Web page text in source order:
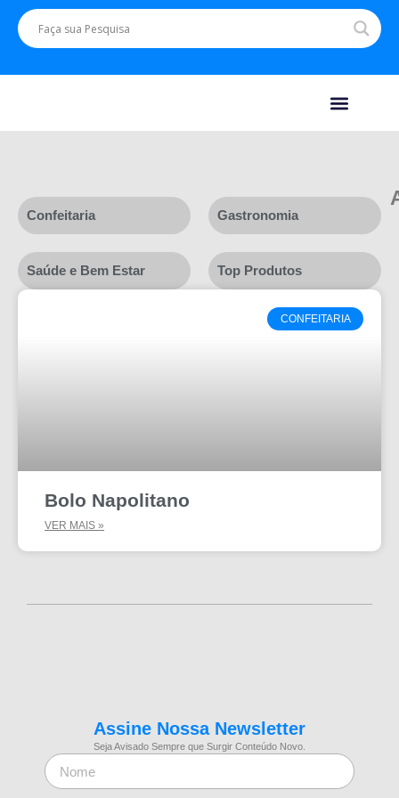
Confeitaria Gastronomia
Saúde e Bem Estar Top Produtos
CONFEITARIA
Bolo Napolitano
VER MAIS »
Assine Nossa Newsletter
Seja Avisado Sempre que Surgir Conteúdo Novo.